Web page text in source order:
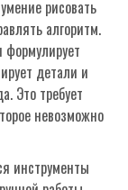
рисовать
алгоритм.
формулирует
детали и
Это требует
невозможно
инструменты